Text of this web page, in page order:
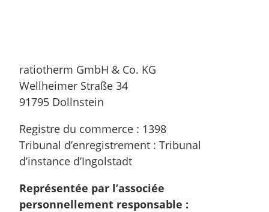
ratiotherm GmbH & Co. KG
Wellheimer Straße 34
91795 Dollnstein
Registre du commerce : 1398
Tribunal d’enregistrement : Tribunal
d’instance d’Ingolstadt
Représentée par l’associée
personnellement responsable :